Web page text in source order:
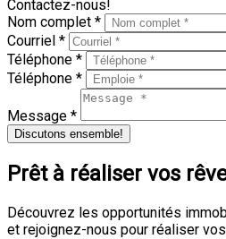
Contactez-nous!
Nom complet *
Courriel *
Téléphone *
Téléphone *
Message *
Discutons ensemble!
Prêt à réaliser vos
Découvrez les opportunités
et rejoignez-nous pour réaliser